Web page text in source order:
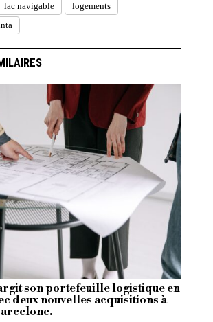
lac navigable
logements
son portefeuille logistique en
deux nouvelles acquisitions à